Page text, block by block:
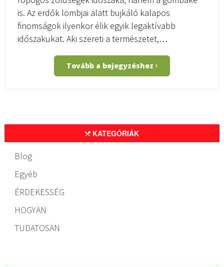
is. Az erdők lombjai alatt bujkáló kalapos
finomságok ilyenkor élik egyik legaktívabb
időszakukat. Aki szereti a természetet,…
Tovább a bejegyzéshez
KATEGÓRIÁK
Blog
Egyéb
ÉRDEKESSÉG
HOGYAN
TUDATOSAN